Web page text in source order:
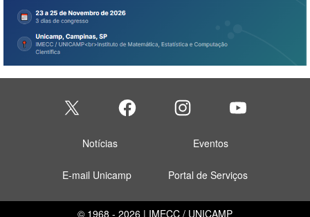
Notícias Eventos
E-mail Unicamp Portal de Serviços
© 1968 - 2026 | IMECC / UNICAMP